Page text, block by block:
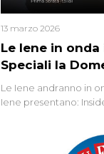
Le Iene in
Speciali la
13 marzo 2026
Le Iene andranno in
Iene presentano: